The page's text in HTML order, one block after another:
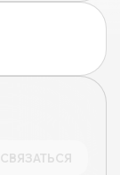
СВЯЗАТЬСЯ